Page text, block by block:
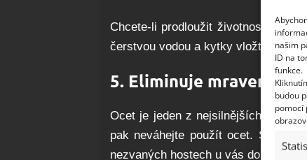
našim
ID na
funkce.
budou
pomocí
Chcete-li prodloužit životnost
čerstvou vodou a kytky vložte do
5. Eliminuje mravence
Ocet je jeden z nejsilnějších
pak neváhejte použít ocet. Stačí
nezvaných hostech u vás doma –